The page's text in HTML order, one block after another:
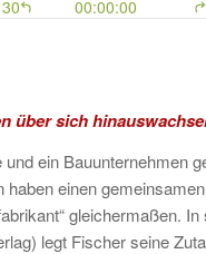
über sich
ein Bauunternehmen
einen
gleichermaßen.
legt Fischer seine